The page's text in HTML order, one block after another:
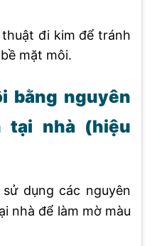
đi kim để tránh
mặt môi.
bằng nguyên
tại nhà (hiệu
dụng các nguyên
nhà để làm mờ màu